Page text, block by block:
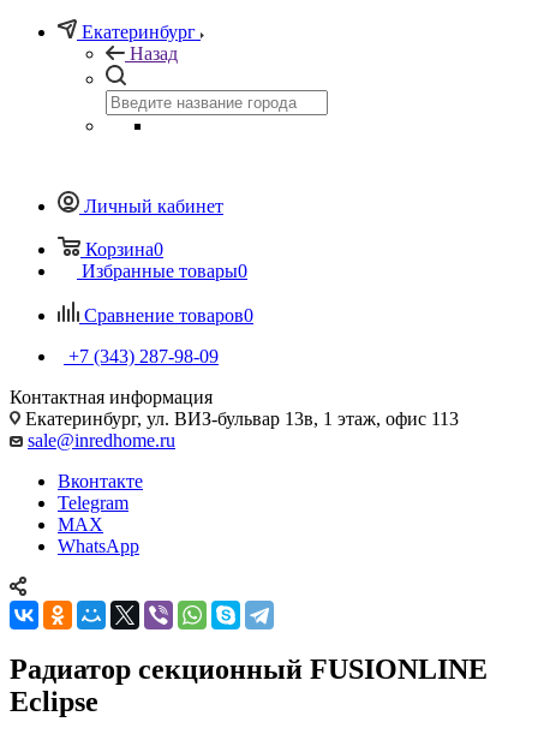
Екатеринбург
Назад
Личный кабинет
Корзина0
Избранные товары0
Сравнение товаров0
+7 (343) 287-98-09
Контактная информация
Екатеринбург, ул. ВИЗ-бульвар 13в, 1 этаж, офис 113
sale@inredhome.ru
Вконтакте
Telegram
MAX
WhatsApp
Радиатор секционный FUSIONLINE
Eclipse